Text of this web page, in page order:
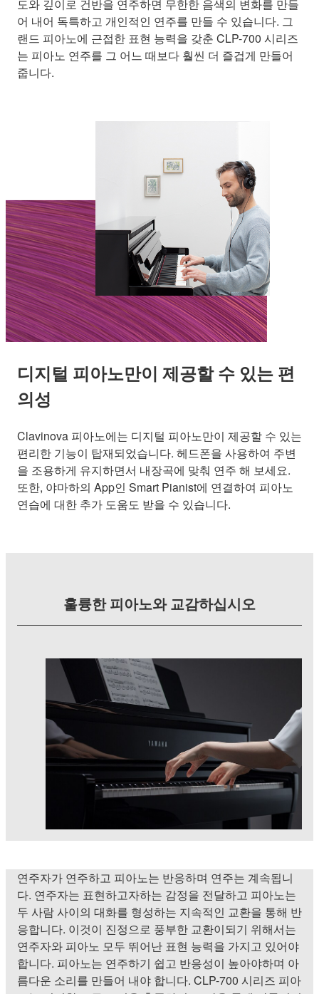
도와 깊이로 건반을 연주하면 무한한 음색의 변화를 만들
어 내어 독특하고 개인적인 연주를 만들 수 있습니다. 그
랜드 피아노에 근접한 표현 능력을 갖춘 CLP-700 시리즈
는 피아노 연주를 그 어느 때보다 훨씬 더 즐겁게 만들어
줍니다.
디지털 피아노만이 제공할 수 있는 편
의성
Clavinova 피아노에는 디지털 피아노만이 제공할 수 있는
편리한 기능이 탑재되었습니다. 헤드폰을 사용하여 주변
을 조용하게 유지하면서 내장곡에 맞춰 연주 해 보세요.
또한, 야마하의 App인 Smart Pianist에 연결하여 피아노
연습에 대한 추가 도움도 받을 수 있습니다.
훌륭한 피아노와 교감하십시오
연주자가 연주하고 피아노는 반응하며 연주는 계속됩니
다. 연주자는 표현하고자하는 감정을 전달하고 피아노는
두 사람 사이의 대화를 형성하는 지속적인 교환을 통해 반
응합니다. 이것이 진정으로 풍부한 교환이되기 위해서는
연주자와 피아노 모두 뛰어난 표현 능력을 가지고 있어야
합니다. 피아노는 연주하기 쉽고 반응성이 높아야하며 아
름다운 소리를 만들어 내야 합니다. CLP-700 시리즈 피아